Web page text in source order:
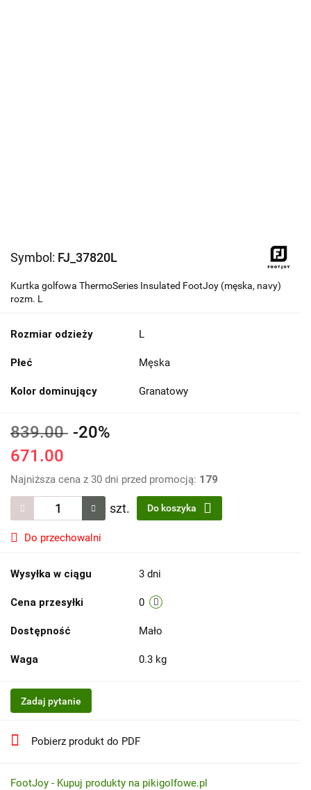
Symbol: FJ_37820L
Kurtka golfowa ThermoSeries Insulated FootJoy (męska, navy)
rozm. L
Rozmiar odzieży L
Płeć Męska
Kolor dominujący Granatowy
839.00 -20%
671.00
Najniższa cena z 30 dni przed promocją: 179
szt. Do koszyka
Do przechowalni
Wysyłka w ciągu 3 dni
Cena przesyłki 0
Dostępność Mało
Waga 0.3 kg
Zadaj pytanie
Pobierz produkt do PDF
FootJoy - Kupuj produkty na pikigolfowe.pl